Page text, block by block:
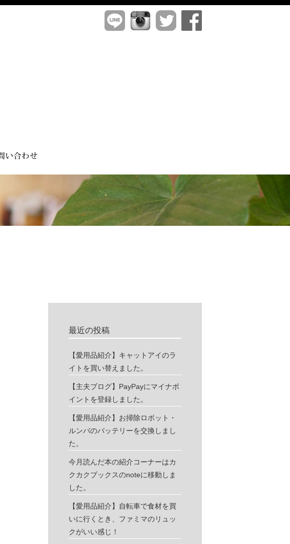
最近の投稿
【愛用品紹介】キャットアイのラ
イトを買い替えました。
【主夫ブログ】PayPayにマイナポ
イントを登録しました。
【愛用品紹介】お掃除ロボット・
ルンバのバッテリーを交換しまし
た。
今月読んだ本の紹介コーナーはカ
クカクブックスのnoteに移動しま
した。
【愛用品紹介】自転車で食材を買
いに行くとき、ファミマのリュッ
クがいい感じ！